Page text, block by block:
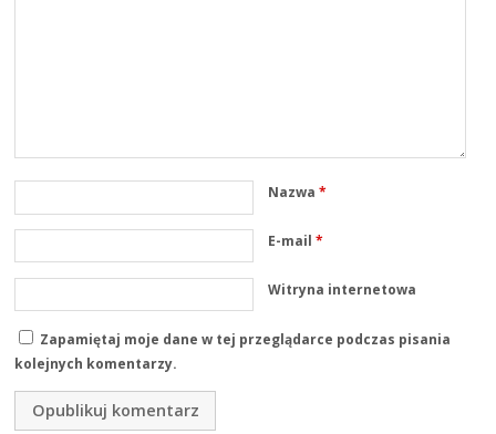
Nazwa*
E-mail*
Witryna internetowa
Zapamiętaj moje dane w tej przeglądarce podczas pisania
kolejnych komentarzy.